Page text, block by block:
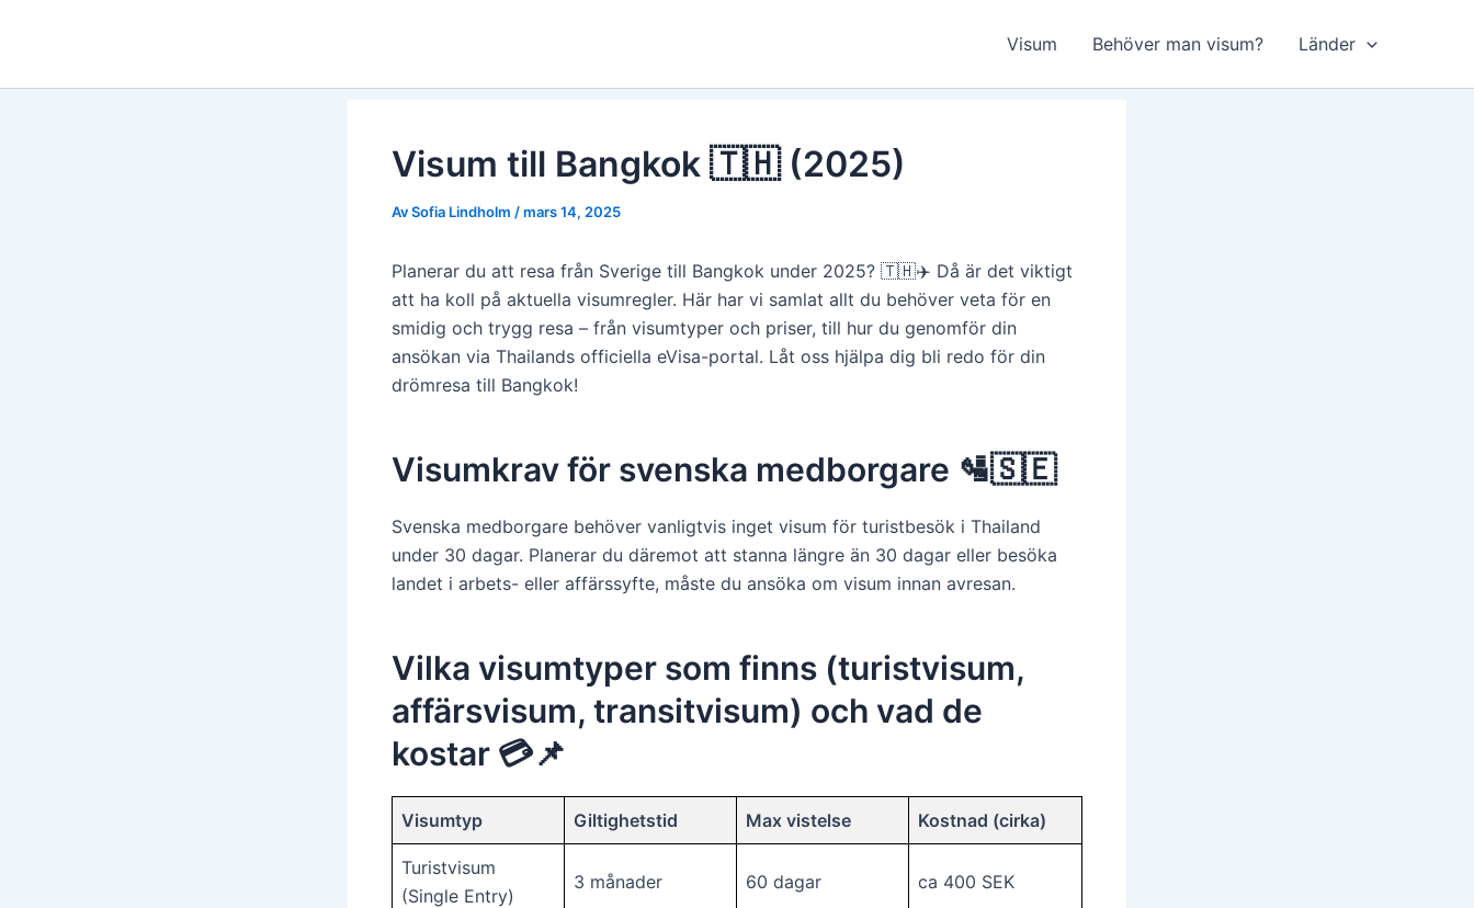
Visum Behöver man visum? Länder
Visum till Bangkok 🇹🇭 (2025)
AvSofia Lindholm /mars 14, 2025
Planerar du att resa från Sverige till Bangkok under 2025? 🇹🇭✈️ Då är det viktigt
att ha koll på aktuella visumregler. Här har vi samlat allt du behöver veta för en
smidig och trygg resa – från visumtyper och priser, till hur du genomför din
ansökan via Thailands officiella eVisa-portal. Låt oss hjälpa dig bli redo för din
drömresa till Bangkok!
Visumkrav för svenska medborgare 🛂🇸🇪
Svenska medborgare behöver vanligtvis inget visum för turistbesök i Thailand
under 30 dagar. Planerar du däremot att stanna längre än 30 dagar eller besöka
landet i arbets- eller affärssyfte, måste du ansöka om visum innan avresan.
Vilka visumtyper som finns (turistvisum,
affärsvisum, transitvisum) och vad de
kostar 💳📌
Visumtyp Giltighetstid Max vistelse Kostnad (cirka)
Turistvisum
(Single Entry)
3 månader 60 dagar ca 400 SEK